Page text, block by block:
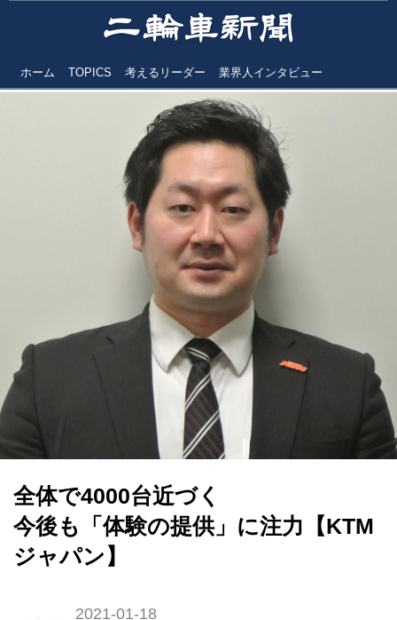
ホーム TOPICS 考えるリーダー 業界人インタビュー
全体で4000台近づく
今後も「体験の提供」に注力【KTM
ジャパン】
2021-01-18